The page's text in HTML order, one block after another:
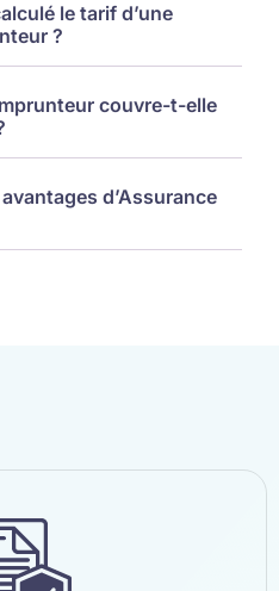
le tarif d’une
?
couvre-t-elle
d’Assurance